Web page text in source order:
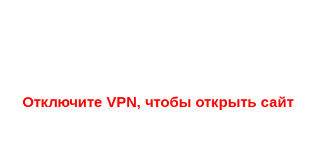
Отключите VPN, чтобы открыть сайт